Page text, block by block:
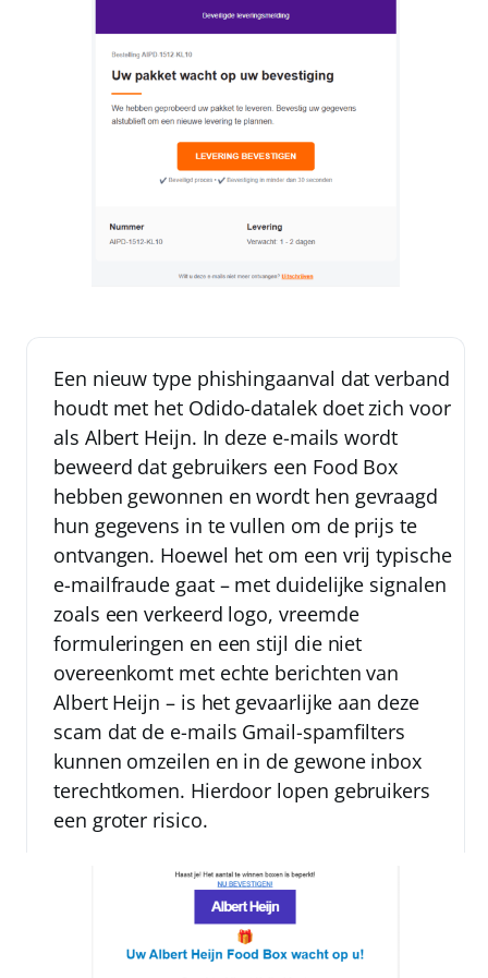
Een nieuw type phishingaanval dat verband
houdt met het Odido-datalek doet zich voor
als Albert Heijn. In deze e-mails wordt
beweerd dat gebruikers een Food Box
hebben gewonnen en wordt hen gevraagd
hun gegevens in te vullen om de prijs te
ontvangen. Hoewel het om een vrij typische
e-mailfraude gaat – met duidelijke signalen
zoals een verkeerd logo, vreemde
formuleringen en een stijl die niet
overeenkomt met echte berichten van
Albert Heijn – is het gevaarlijke aan deze
scam dat de e-mails Gmail-spamfilters
kunnen omzeilen en in de gewone inbox
terechtkomen. Hierdoor lopen gebruikers
een groter risico.